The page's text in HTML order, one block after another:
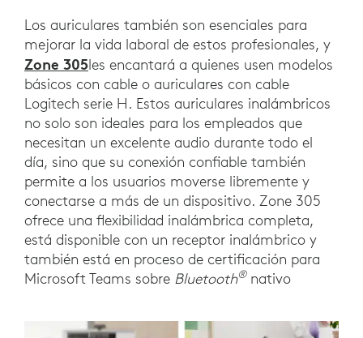
Los auriculares también son esenciales para
mejorar la vida laboral de estos profesionales, y
Zone 305les encantará a quienes usen modelos
básicos con cable o auriculares con cable
Logitech serie H. Estos auriculares inalámbricos
no solo son ideales para los empleados que
necesitan un excelente audio durante todo el
día, sino que su conexión confiable también
permite a los usuarios moverse libremente y
conectarse a más de un dispositivo. Zone 305
ofrece una flexibilidad inalámbrica completa,
está disponible con un receptor inalámbrico y
también está en proceso de certificación para
Microsoft Teams sobre Bluetooth® nativo